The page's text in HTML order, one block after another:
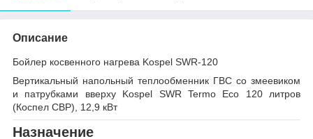
Описание
Бойлер косвенного нагрева Kospel SWR-120
Вертикальный напольный теплообменник ГВС со змеевиком
и патрубками вверху Kospel SWR Termo Eco 120 литров
(Коспел СВР), 12,9 кВт
Назначение